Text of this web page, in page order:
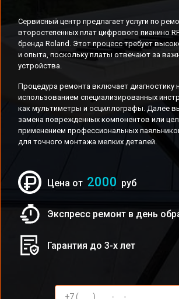
Сервисный центр предлагает услуги по
второстепенных плат цифрового пианино
бренда Roland. Этот процесс требует
и опыта, поскольку платы отвечают за
устройства.
Процедура ремонта включает диагностику
использованием специализированных
как мультиметры и осциллографы. Далее
замена поврежденных компонентов или
применением профессиональных
для точного монтажа мелких деталей.
Цена от 2000 руб
Экспресс ремонт в день
Гарантия до 3-х лет